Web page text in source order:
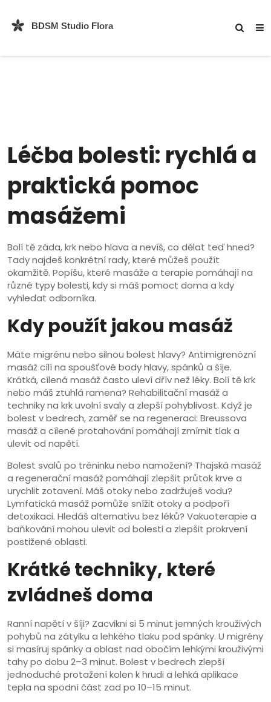
Léčba bolesti: rychlá a
praktická pomoc
masážemi
Bolí tě záda, krk nebo hlava a nevíš, co dělat teď hned?
Tady najdeš konkrétní rady, které můžeš použít
okamžitě. Popíšu, které masáže a terapie pomáhají na
různé typy bolesti, kdy si máš pomoct doma a kdy
vyhledat odborníka.
Kdy použít jakou masáž
Máte migrénu nebo silnou bolest hlavy? Antimigrenózní
masáž cílí na spoušťové body hlavy, spánků a šíje.
Krátká, cílená masáž často uleví dřív než léky. Bolí tě krk
nebo máš ztuhlá ramena? Rehabilitační masáž a
techniky na krk uvolní svaly a zlepší pohyblivost. Když je
bolest v bedrech, zaměř se na regeneraci: Breussova
masáž a cílené protahování pomáhají zmírnit tlak a
ulevit od napětí.
Bolest svalů po tréninku nebo namožení? Thajská masáž
a regenerační masáž pomáhají zlepšit průtok krve a
urychlit zotavení. Máš otoky nebo zadržuješ vodu?
Lymfatická masáž pomůže snížit otoky a podpoří
detoxikaci. Hledáš alternativu bez léků? Vakuoterapie a
baňkování mohou ulevit od bolesti a zlepšit prokrvení
postižené oblasti.
Krátké techniky, které
zvládneš doma
Ranní napětí v šíji? Zacvikni si 5 minut jemných krouživých
pohybů na zátylku a lehkého tlaku pod spánky. U migrény
si masíruj spánky a oblast nad obočím lehkými krouživými
tahy po dobu 2–3 minut. Bolest v bedrech zlepší
jednoduché protažení kolen k hrudi a lehká aplikace
tepla na spodní část zad po 10–15 minut.